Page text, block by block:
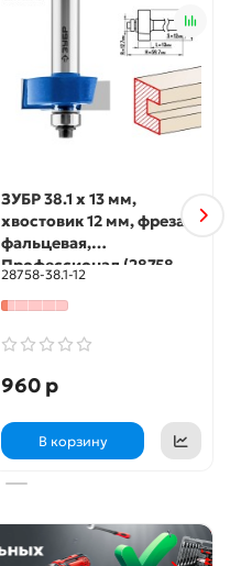
ЗУБР 38.1 x 13 мм,
хвостовик 12 мм, фреза
фальцевая,
Профессионал (28758-
38.1-12)
28758-38.1-12
960 р
В корзину